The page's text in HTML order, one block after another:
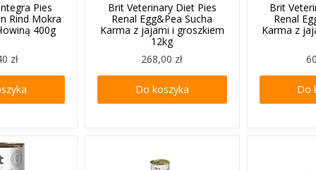
Pies
Rind Mokra
400g
zł
Brit Veterinary Diet Pies
Renal Egg&Pea Sucha
Karma z jajami i groszkiem
12kg
268,00 zł
Do koszyka
Brit
Renal
Karma z
Do